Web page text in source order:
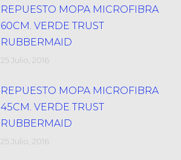
REPUESTO MOPA MICROFIBRA
60CM. VERDE TRUST
RUBBERMAID
25 Julio, 2016
REPUESTO MOPA MICROFIBRA
45CM. VERDE TRUST
RUBBERMAID
25 Julio, 2016